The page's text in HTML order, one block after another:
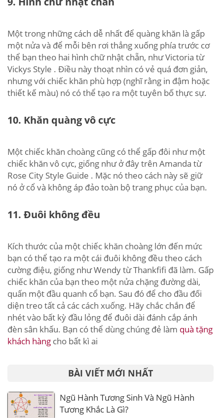
Một trong những cách dễ nhất để quàng khăn là gấp
một nửa và để mỗi bên rơi thẳng xuống phía trước cơ
thể bạn theo hai hình chữ nhật chẵn, như Victoria từ
Vickys Style . Điều này thoạt nhìn có vẻ quá đơn giản,
nhưng với chiếc khăn phù hợp (nghĩ rằng in đậm hoặc
thiết kế màu) nó có thể tạo ra một tuyên bố thực sự.
10. Khăn quàng vô cực
Một chiếc khăn choàng cũng có thể gấp đôi như một
chiếc khăn vô cực, giống như ở đây trên Amanda từ
Rose City Style Guide . Mặc nó theo cách này sẽ giữ
nó ở cổ và không áp đảo toàn bộ trang phục của bạn.
11. Đuôi không đều
Kích thước của một chiếc khăn choàng lớn đến mức
bạn có thể tạo ra một cái đuôi không đều theo cách
cường điệu, giống như Wendy từ Thankfifi đã làm. Gấp
chiếc khăn của bạn theo một nửa chặng đường dài,
quấn một đầu quanh cổ bạn. Sau đó để cho đầu đối
diện treo tất cả các cách xuống. Hãy chắc chắn để
nhét vào bất kỳ đầu lỏng để đuôi dài đánh cắp ánh
đèn sân khấu. Bạn có thể dùng chúng đẻ làm quà tặng
khách hàng cho bất kì ai
BÀI VIẾT MỚI NHẤT
Ngũ Hành Tương Sinh Và Ngũ Hành
Tương Khắc Là Gì?